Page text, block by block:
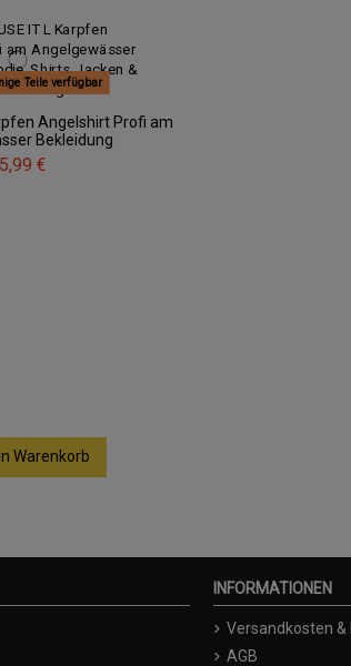
Teile verfügbar
Angelshirt Profi am
Bekleidung
€
Warenkorb
INFORMATIONEN
Versandkosten
AGB